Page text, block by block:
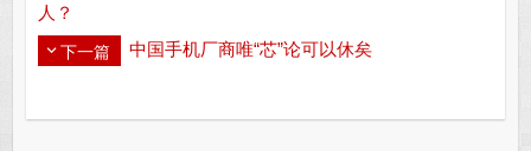
人？
下一篇 中国手机厂商唯“芯”论可以休矣